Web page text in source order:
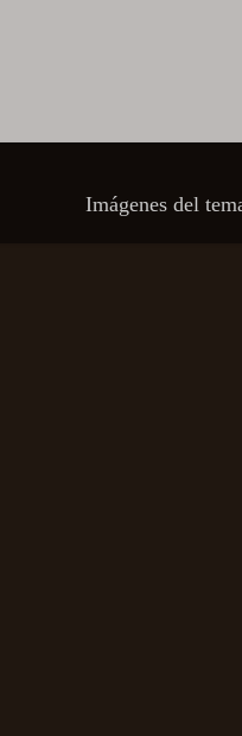
Imágenes del